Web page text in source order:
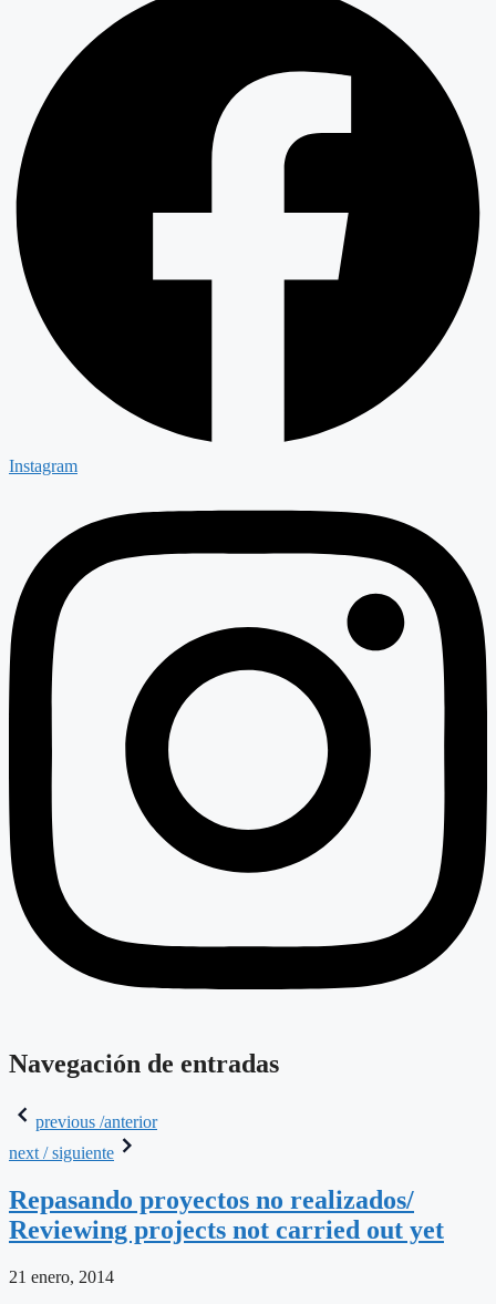
Instagram
Navegación de entradas
previous /anterior
next / siguiente
Repasando proyectos no realizados/
Reviewing projects not carried out yet
21 enero, 2014